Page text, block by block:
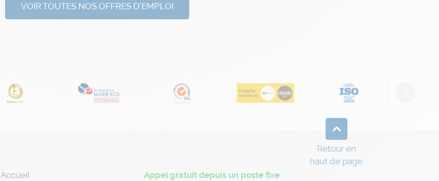
VOIR TOUTES NOS OFFRES D'EMPLOI
Next
Accueil
Appel gratuit depuis un poste fixe
Retour en
haut de page